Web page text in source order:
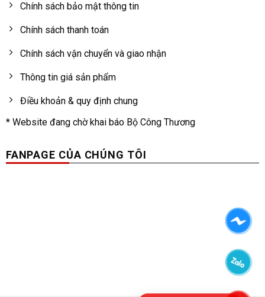
Chính sách bảo mật thông tin
Chính sách thanh toán
Chính sách vận chuyển và giao nhận
Thông tin giá sản phẩm
Điều khoản & quy định chung
* Website đang chờ khai báo Bộ Công Thương
FANPAGE CỦA CHÚNG TÔI